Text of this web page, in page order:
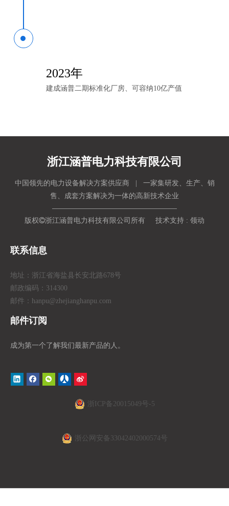
2023年
建成涵普二期标准化厂房、可容纳10亿产值
浙江涵普电力科技有限公司
中国领先的电力设备解决方案供应商 | 一家集研发、生产、销
售、成套方案解决为一体的高新技术企业
版权浙江涵普电力科技有限公司所有 技术支持 : 领动
联系信息
地址：浙江省海盐县长安北路678号
邮政编码：314300
邮件：hanpu@zhejianghanpu.com
邮件订阅
成为第一个了解我们最新产品的人。
浙ICP备20015049号-5
浙公网安备33042402000574号